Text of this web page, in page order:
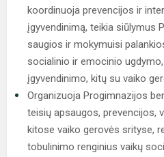
koordinuoja prevencijos ir
įgyvendinimą, teikia siūlymus
saugios ir mokymuisi
socialinio ir emocinio
įgyvendinimo, kitų su vaiko
Organizuoja Progimnazijos
teisių apsaugos, prevencijos,
kitose vaiko gerovės srityse,
tobulinimo renginius vaikų